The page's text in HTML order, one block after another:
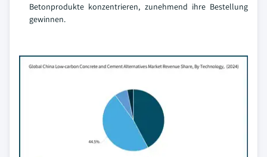
Betonprodukte konzentrieren, zunehmend ihre Bestellung
gewinnen.